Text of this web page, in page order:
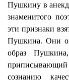
Пушкину в
знаменитого
эти признаки
Пушкина. Они
образ
сознанию